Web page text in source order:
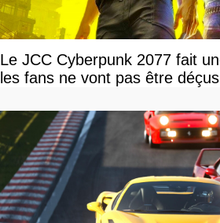
Le JCC Cyberpunk 2077 fait
les fans ne vont pas être déçus